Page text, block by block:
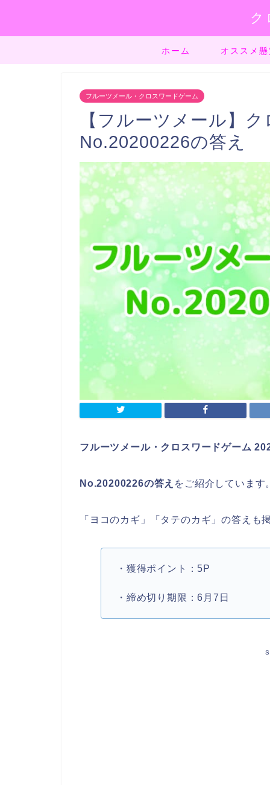
ク
ホーム オススメ
フルーツメール・クロスワードゲーム
【フルーツメール】
No.20200226の答え
フルーツメール・クロスワードゲーム
No.20200226の答え をご紹介しています
「ヨコのカギ」「タテのカギ」の答え
・獲得ポイント：5P
・締め切り期限：6月7日